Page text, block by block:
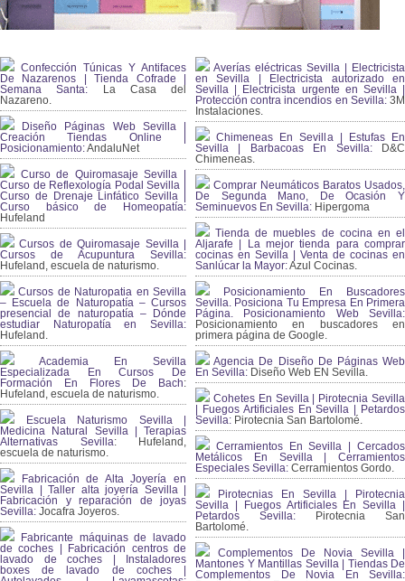
Confección Túnicas Y Antifaces
De Nazarenos | Tienda Cofrade |
Semana Santa: La Casa del
Nazareno.
Diseño Páginas Web Sevilla |
Creación Tiendas Online |
Posicionamiento:AndaluNet
Curso de Quiromasaje Sevilla |
Curso de Reflexología Podal Sevilla |
Curso de Drenaje Linfático Sevilla |
Curso básico de Homeopatía:
Hufeland
Cursos de Quiromasaje Sevilla |
Cursos de Acupuntura Sevilla:
Hufeland, escuela de naturismo.
Cursos de Naturopatia en Sevilla
– Escuela de Naturopatía – Cursos
presencial de naturopatía – Dónde
estudiar Naturopatía en Sevilla:
Hufeland.
Academia En Sevilla
Especializada En Cursos De
Formación En Flores De Bach:
Hufeland, escuela de naturismo.
Escuela Naturismo Sevilla |
Medicina Natural Sevilla | Terapias
Alternativas Sevilla: Hufeland,
escuela de naturismo.
Fabricación de Alta Joyería en
Sevilla | Taller alta joyería Sevilla |
Fabricación y reparación de joyas
Sevilla: Jocafra Joyeros.
Fabricante máquinas de lavado
de coches | Fabricación centros de
lavado de coches | Instaladores
boxes de lavado de coches |
Averías eléctricas Sevilla | Electricista
en Sevilla | Electricista autorizado en
Sevilla | Electricista urgente en Sevilla |
Protección contra incendios en Sevilla:3M
Instalaciones.
Chimeneas En Sevilla | Estufas En
Sevilla | Barbacoas En Sevilla:D&C
Chimeneas.
Comprar Neumáticos Baratos Usados,
De Segunda Mano, De Ocasión Y
Seminuevos En Sevilla: Hipergoma
Tienda de muebles de cocina en el
Aljarafe | La mejor tienda para comprar
cocinas en Sevilla | Venta de cocinas en
Sanlúcar la Mayor:Azul Cocinas.
Posicionamiento En Buscadores
Sevilla. Posiciona Tu Empresa En Primera
Página. Posicionamiento Web Sevilla:
Posicionamiento en buscadores en
primera página de Google.
Agencia De Diseño De Páginas Web
En Sevilla: Diseño Web EN Sevilla.
Cohetes En Sevilla | Pirotecnia Sevilla
| Fuegos Artificiales En Sevilla | Petardos
Sevilla: Pirotecnia San Bartolomé.
Cerramientos En Sevilla | Cercados
Metálicos En Sevilla | Cerramientos
Especiales Sevilla: Cerramientos Gordo.
Pirotecnias En Sevilla | Pirotecnia
Sevilla | Fuegos Artificiales En Sevilla |
Petardos Sevilla: Pirotecnia San
Bartolomé.
Complementos De Novia Sevilla |
Mantones Y Mantillas Sevilla | Tiendas De
Complementos De Novia En Sevilla: